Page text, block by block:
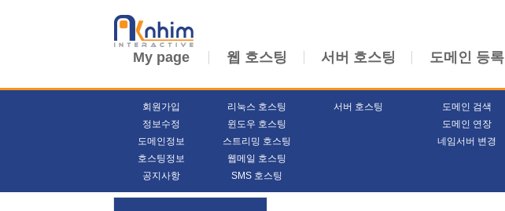
My page 웹 호스팅 서버 호스팅 도메인 등록
회원가입
정보수정
도메인정보
호스팅정보
공지사항
리눅스 호스팅
윈도우 호스팅
스트리밍 호스팅
웹메일 호스팅
SMS 호스팅
서버 호스팅
도메인 검색
도메인 연장
네임서버 변경